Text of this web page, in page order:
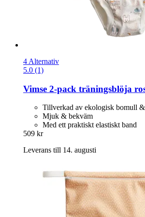
4 Alternativ
5.0 (1)
Vimse 2-​pack träningsblöja
Tillverkad av ekologisk bomull
Mjuk & bekväm
Med ett praktiskt elastiskt band
509 kr
Leverans till 14. augusti